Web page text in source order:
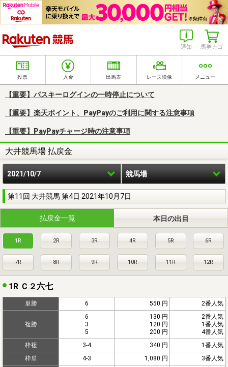
馬券カゴ
通知
投票 入金 出馬表 レース映像 メニュー
【重要】パスキーログインの一時停止について
【重要】楽天ポイント、PayPayのご利用に関する注意事項
【重要】PayPayチャージ時の注意事項
大井競馬場 払戻金
2021/10/7 競馬場
第11回 大井競馬 第4日 2021年10月7日
払戻金一覧 本日の出目
1R 2R 3R 4R 5R 6R
7R 8R 9R 10R 11R 12R
1R Ｃ２六七
単勝 6 550 円 2番人気
複勝
6
3
5
130 円
120 円
200 円
2番人気
1番人気
4番人気
枠複
3-4 340 円
1番人気
枠単
4-3 1,080 円
3番人気